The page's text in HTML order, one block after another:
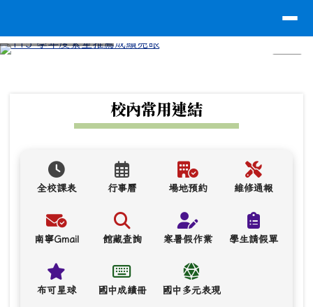
校內常用連結
全校課表 行事曆 場地預約 維修通報
南寧Gmail 館藏查詢 寒暑假作業 學生請假單
布可星球 國中成績冊 國中多元表現